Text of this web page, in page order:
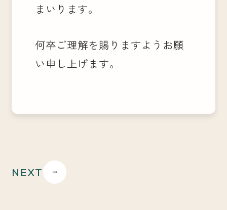
まいります。
何卒ご理解を賜りますようお願
い申し上げます。
NEXT